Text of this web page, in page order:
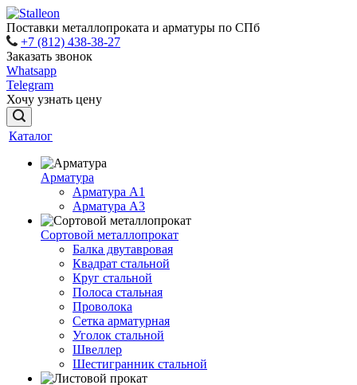
Поставки металлопроката и арматуры по СПб
+7 (812) 438-38-27
Заказать звонок
Whatsapp
Telegram
Хочу узнать цену
Каталог
Арматура
Арматура A1
Арматура А3
Сортовой металлопрокат
Балка двутавровая
Квадрат стальной
Круг стальной
Полоса стальная
Проволока
Сетка арматурная
Уголок стальной
Швеллер
Шестигранник стальной